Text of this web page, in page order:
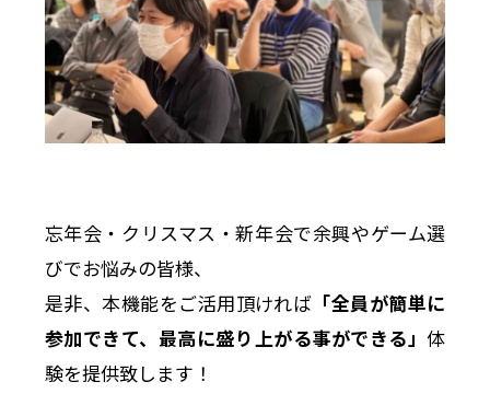
忘年会・クリスマス・新年会で余興やゲーム選
びでお悩みの皆様、
是非、本機能をご活用頂ければ 「全員が簡単に
参加できて、最高に盛り上がる事ができる」体
験を提供致します！